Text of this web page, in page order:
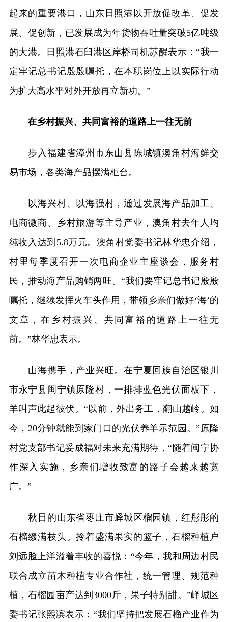
起来的重要港口，山东日照港以开放促改革、促发
展、促创新，已发展成为年货物吞吐量突破5亿吨级
的大港。日照港石臼港区岸桥司机苏醒表示：“我一
定牢记总书记殷殷嘱托，在本职岗位上以实际行动
为扩大高水平对外开放再立新功。”
在乡村振兴、共同富裕的道路上一往无前
步入福建省漳州市东山县陈城镇澳角村海鲜交
易市场，各类海产品摆满柜台。
以海兴村、以海强村，通过发展海产品加工、
电商微商、乡村旅游等主导产业，澳角村去年人均
纯收入达到5.8万元。澳角村党委书记林华忠介绍，
村里每季度召开一次电商企业主座谈会，服务村
民，推动海产品购销两旺。“我们要牢记总书记殷殷
嘱托，继续发挥火车头作用，带领乡亲们做好‘海’的
文章，在乡村振兴、共同富裕的道路上一往无
前。”林华忠表示。
山海携手，产业兴旺。在宁夏回族自治区银川
市永宁县闽宁镇原隆村，一排排蓝色光伏面板下，
羊叫声此起彼伏。“以前，外出务工，翻山越岭。如
今，20分钟就能到家门口的光伏养羊示范园。”原隆
村党支部书记妥成福对未来充满期待，“随着闽宁协
作深入实施，乡亲们增收致富的路子会越来越宽
广。”
秋日的山东省枣庄市峄城区榴园镇，红彤彤的
石榴缀满枝头。拎着盛满果实的篮子，石榴种植户
刘远脸上洋溢着丰收的喜悦：“今年，我和周边村民
联合成立苗木种植专业合作社，统一管理、规范种
植，石榴园亩产达到3000斤，果子特别甜。”峄城区
委书记张熙滨表示：“我们坚持把发展石榴产业作为